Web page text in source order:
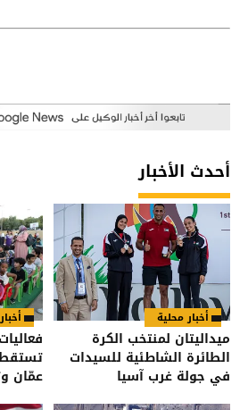
أحدث الأخبار
أخبار محلية
ميداليتان لمنتخب الكرة
الطائرة الشاطئية للسيدات
في جولة غرب آسيا عمّان